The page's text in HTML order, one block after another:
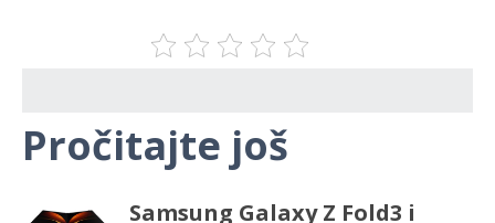
Pročitajte još
Samsung Galaxy Z Fold3 i